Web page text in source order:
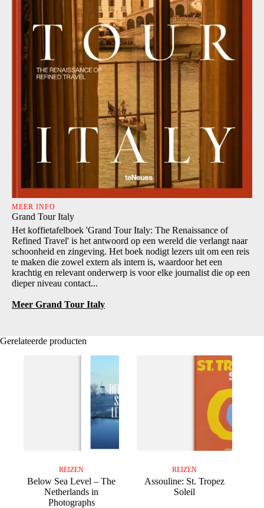
MEER INFO
Grand Tour Italy
Het koffietafelboek 'Grand Tour Italy: The Renaissance of
Refined Travel' is het antwoord op een wereld die verlangt naar
schoonheid en zingeving. Het boek nodigt lezers uit om een reis
te maken die zowel extern als intern is, waardoor het een
krachtig en relevant onderwerp is voor elke journalist die op een
dieper niveau contact...
Meer Grand Tour Italy
Gerelateerde producten
REIZEN
Below Sea Level – The
Netherlands in
Photographs
REIZEN
Assouline: St. Tropez
Soleil